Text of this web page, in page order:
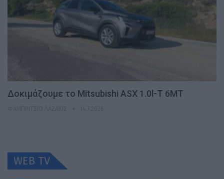
Δοκιμάζουμε το Mitsubishi ASX 1.0l-T 6MT
WEB TV